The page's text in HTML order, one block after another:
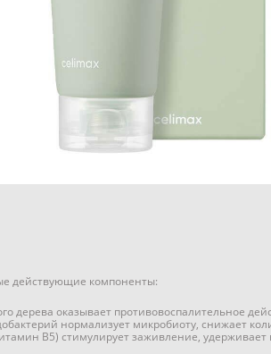
действующие компоненты:
дерева оказывает противовоспалительное
нормализует микробиоту, снижает
B5) стимулирует заживление,